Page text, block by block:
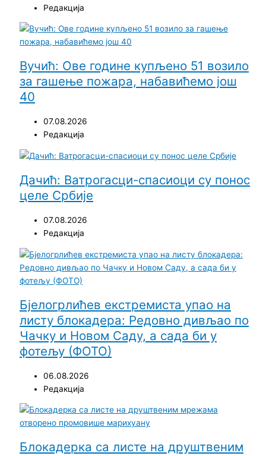
Редакција
Вучић: Ове године купљено 51 возило
за гашење пожара, набавићемо још
40
07.08.2026
Редакција
Дачић: Ватрогасци-спасиоци су понос
целе Србије
07.08.2026
Редакција
Бјелогрлићев екстремиста упао на
листу блокадера: Редовно дивљао по
Чачку и Новом Саду, а сада би у
фотељу (ФОТО)
06.08.2026
Редакција
Блокадерка са листе на друштвеним